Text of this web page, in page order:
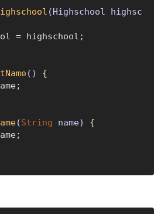
(Highschool highsc
()
{
(String name)
{